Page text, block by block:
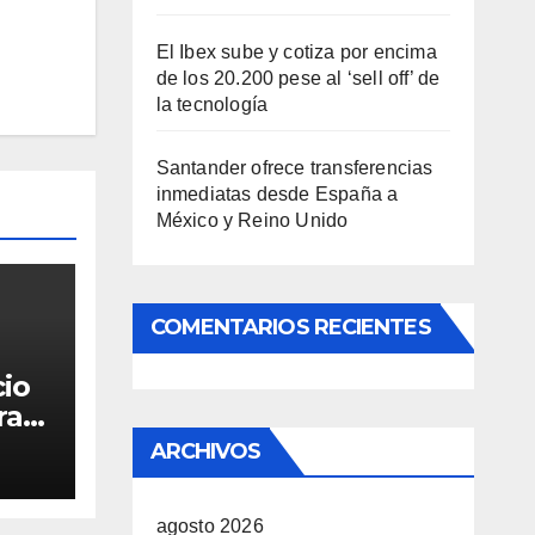
El Ibex sube y cotiza por encima
de los 20.200 pese al ‘sell off’ de
la tecnología
Santander ofrece transferencias
inmediatas desde España a
México y Reino Unido
COMENTARIOS RECIENTES
ARCHIVOS
agosto 2026